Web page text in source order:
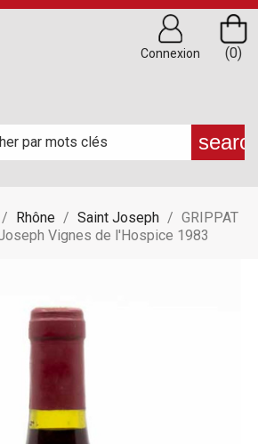
(0)
Connexion
Rhône Saint Joseph
GRIPPAT
Vignes de l'Hospice 1983